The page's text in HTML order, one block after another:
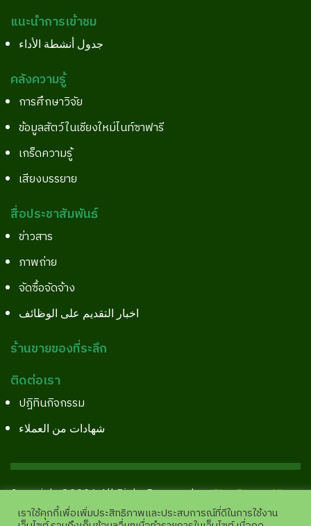
แนะนำการเข้าชม
جدول أنشطة الأداء
คลังความรู้
การศึกษาวิจัย
ข้อมูลสัตว์ในเชียงใหม่ไนท์ซาฟารี
เกร็ดความรู้
เสียงบรรยาย
สื่อประชาสัมพันธ์
ข่าวสาร
ภาพถ่าย
จัดซื้อจัดจ้าง
اخبار التقديم على الوظائف
ร้านขายของที่ระลึก
ติดต่อเรา
ปฎิทินกิจกรรม
شهادات من العملاء
Copyright©2026 All Right Reserved.
Site Pages View
11,944,826 |analytics.google.com
เราใช้คุกกี้เพื่อเพิ่มประสิทธิภาพและประสบการณ์ที่ดีในการใช้งาน